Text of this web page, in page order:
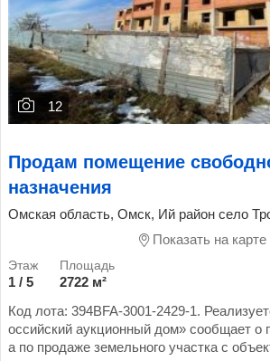
12
Продам помещение
назначения
Омская область, Омск, Ий район село
Показать на карте
1 / 5
2722 м²
Код лота: 394BFA-3001-2429-1.
оссийский аукционный дом» сообщает о
а по продаже земельного участка с